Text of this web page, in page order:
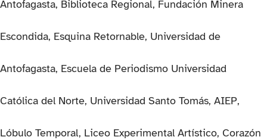
Antofagasta, Biblioteca Regional, Fundación Minera
Escondida, Esquina Retornable, Universidad de
Antofagasta, Escuela de Periodismo Universidad
Católica del Norte, Universidad Santo Tomás, AIEP,
Lóbulo Temporal, Liceo Experimental Artístico, Corazón